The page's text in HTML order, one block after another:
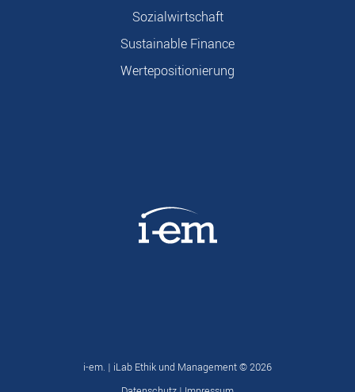
Sozialwirtschaft
Sustainable Finance
Wertepositionierung
i-em. | iLab Ethik und Management ©2026